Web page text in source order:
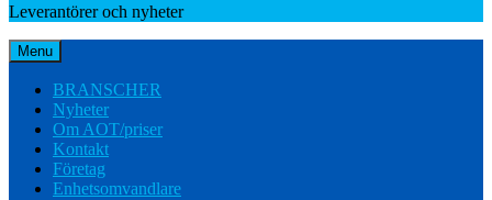
Leverantörer och nyheter
Menu
BRANSCHER
Nyheter
Om AOT/priser
Kontakt
Företag
Enhetsomvandlare